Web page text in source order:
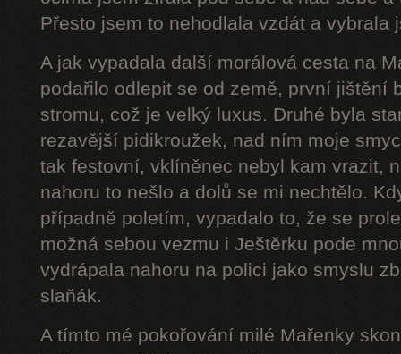
Přesto jsem to nehodlala vzdát a vybrala
A jak vypadala další morálová cesta na
podařilo odlepit se od země, první jištění
stromu, což je velký luxus. Druhé byla
rezavější pidikroužek, nad ním moje
tak festovní, vklíněnec nebyl kam vrazit,
nahoru to nešlo a dolů se mi nechtělo.
případně poletím, vypadalo to, že se
možná sebou vezmu i Ještěrku pode
vydrápala nahoru na polici jako smyslu
slaňák.
A tímto mé pokořování milé Mařenky